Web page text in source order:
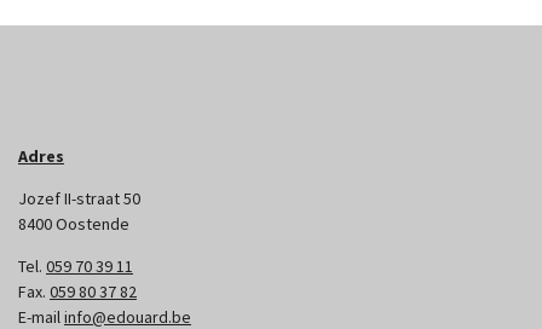
Adres
Jozef II-straat 50
8400 Oostende
Tel. 059 70 39 11
Fax. 059 80 37 82
E-mailinfo@edouard.be